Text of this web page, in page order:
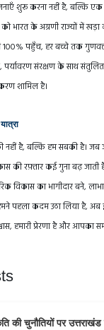
शुरू करना नहीं है, बल्कि
भारत के अग्रणी राज्यों में
100% पहुँच, हर बच्चे तक
पर्यावरण संरक्षण के साथ
शामिल है।
नहीं है, बल्कि हम सबकी है। जब
की रफ़्तार कई गुना बढ़ जाती
विकास का भागीदार बने,
पहला कदम उठा लिया है,
हमारी प्रेरणा है और आपका
की चुनौतियों पर